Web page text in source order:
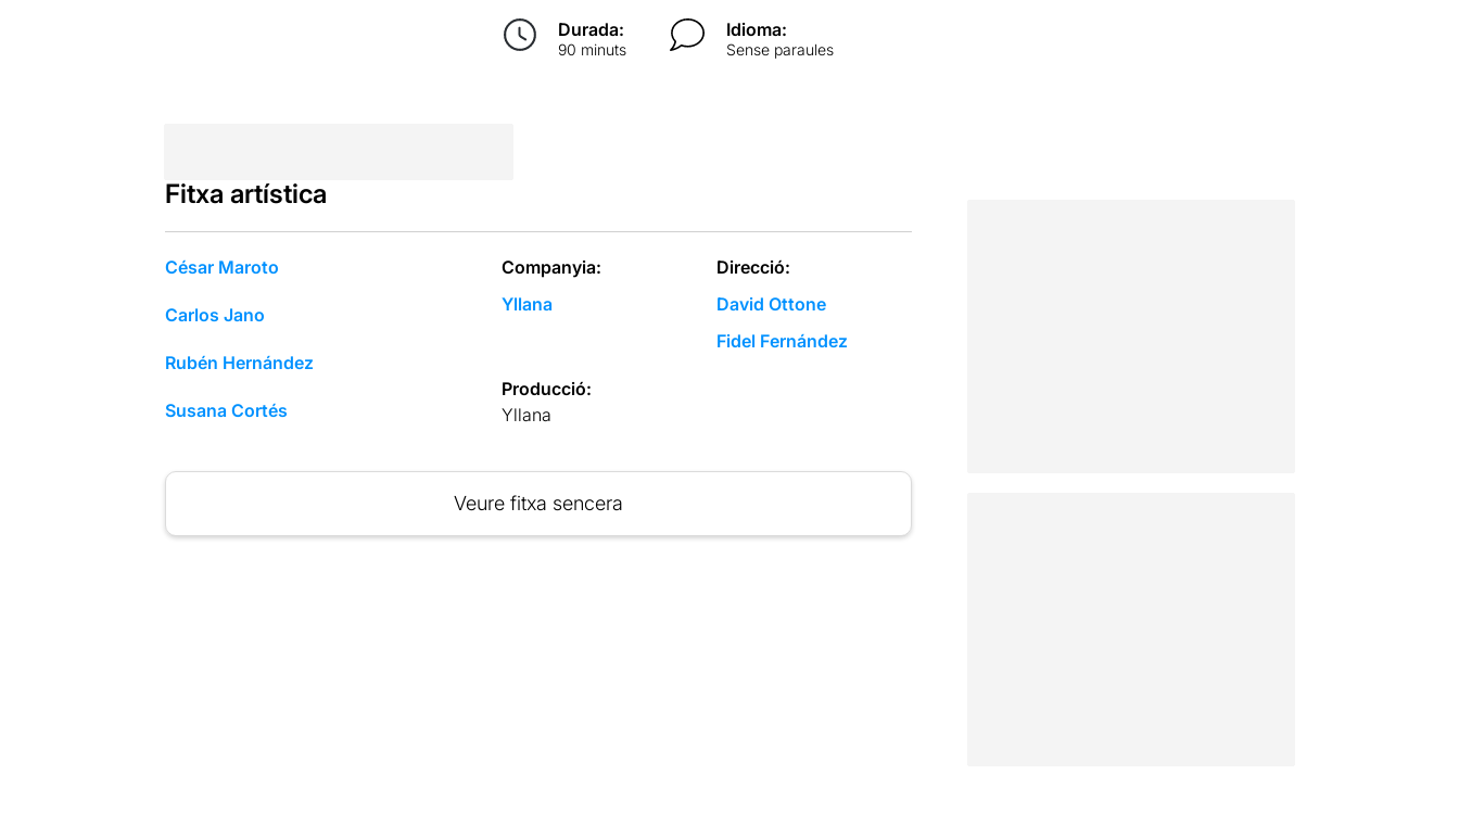
Durada:
90 minuts
Idioma:
Sense paraules
Fitxa artística
César Maroto
Carlos Jano
Rubén Hernández
Susana Cortés
Companyia:
Yllana
Direcció:
David Ottone
Fidel Fernández
Producció:
Yllana
Veure fitxa sencera